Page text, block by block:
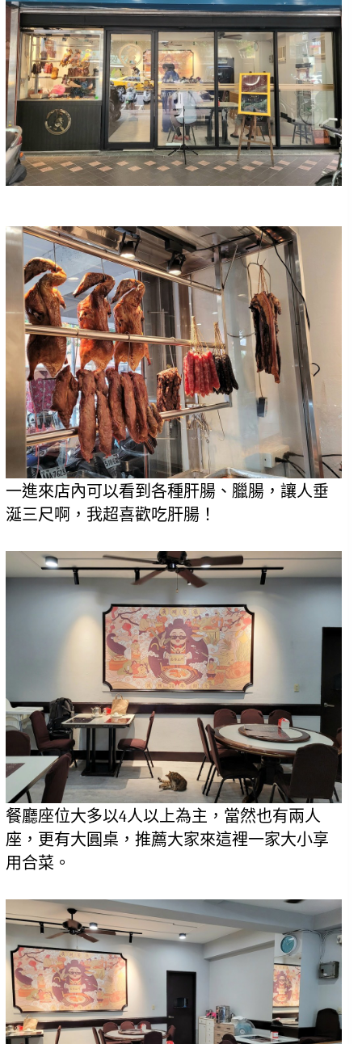
一進來店內可以看到各種肝腸、臘腸，讓人垂
涎三尺啊，我超喜歡吃肝腸！
餐廳座位大多以4人以上為主，當然也有兩人
座，更有大圓桌，推薦大家來這裡一家大小享
用合菜。